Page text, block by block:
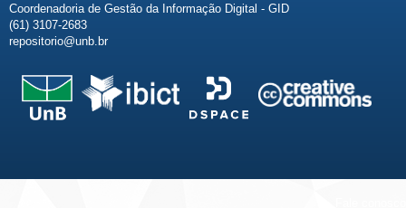
Coordenadoria de Gestão da Informação Digital - GID
(61) 3107-2683
repositorio@unb.br